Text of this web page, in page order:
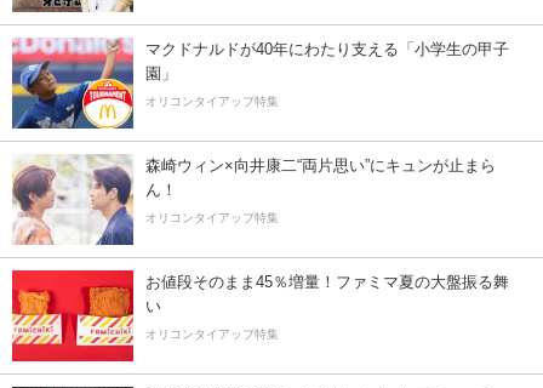
マクドナルドが40年にわたり支える「小学生の甲子
園」
オリコンタイアップ特集
森崎ウィン×向井康二“両片思い”にキュンが止まら
ん！
オリコンタイアップ特集
お値段そのまま45％増量！ファミマ夏の大盤振る舞
い
オリコンタイアップ特集